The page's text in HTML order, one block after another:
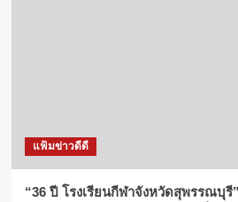
แฟ้มข่าวดีดี
“36 ปี โรงเรียนกีฬาจังหวัดสุพรรณบุรี